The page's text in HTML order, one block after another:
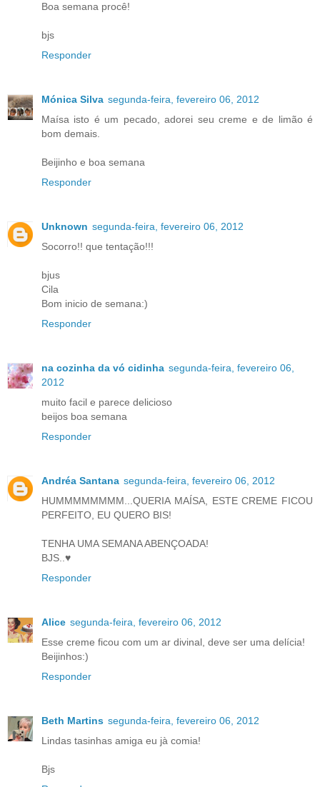
Boa semana procê!
bjs
Responder
Mónica Silva segunda-feira, fevereiro 06, 2012
Maísa isto é um pecado, adorei seu creme e de limão é
bom demais.
Beijinho e boa semana
Responder
Unknown segunda-feira, fevereiro 06, 2012
Socorro!! que tentação!!!
bjus
Cila
Bom inicio de semana:)
Responder
na cozinha da vó cidinha segunda-feira, fevereiro 06,
2012
muito facil e parece delicioso
beijos boa semana
Responder
Andréa Santana segunda-feira, fevereiro 06, 2012
HUMMMMMMMM...QUERIA MAÍSA, ESTE CREME FICOU
PERFEITO, EU QUERO BIS!
TENHA UMA SEMANA ABENÇOADA!
BJS..♥
Responder
Alice segunda-feira, fevereiro 06, 2012
Esse creme ficou com um ar divinal, deve ser uma delícia!
Beijinhos:)
Responder
Beth Martins segunda-feira, fevereiro 06, 2012
Lindas tasinhas amiga eu jà comia!
Bjs